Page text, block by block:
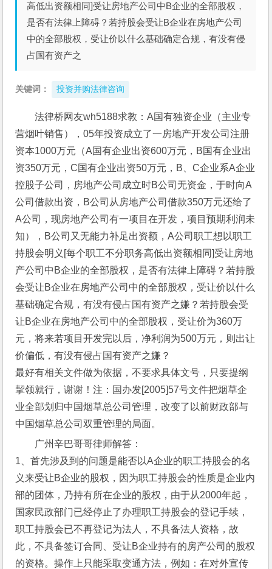
高低出资额相同]受让房地产公司中B企业的全部股权，
是否有法律上障碍？若持股会受让B企业在房地产公司
中的全部股权，受让价以什么基础确定合规，有没有侵
占国有资产之
关键词： 投资并购法律咨询
法律桥网友wh5188求教：A国有独资企业（主业专
营烟叶销售），05年投资成立了一房地产开发公司注册
资本1000万元（A国有企业出资600万元，B国有企业出
资350万元，C国有企业出资50万元，B、C企业系A企业
控股子公司，房地产公司成立时B公司无资金，于时向A
公司借款出资，B公司从房地产公司借款350万元还给了
A公司，现房地产公司有一项目在开发，项目预期利润未
知），B公司又无能力补足出资额，A公司职工想以职工
持股会明义[每个职工不分职务高低出资额相同]受让房地
产公司中B企业的全部股权，是否有法律上障碍？若持股
会受让B企业在房地产公司中的全部股权，受让价以什么
基础确定合规，有没有侵占国有资产之嫌？若持股会受
让B企业在房地产公司中的全部股权，受让价为360万
元，将来若项目开发完以后，净利润为500万元，则出让
价偏低，有没有侵占国有资产之嫌？
最好有相关文件做为依据，不要求具体文号，只要提纲
挈领就行，谢谢！注：国办发[2005]57号文件把烟草企
业全部划归中国烟草总公司管理，改变了以前财政部与
中国烟草总公司双重管理的局面。
广州辛巴哥哥律师解答：
1、首先涉及到的问题是能否以A企业的职工持股会的名
义来受让B企业的股权，因为职工持股会的性质是企业内
部的团体，乃持有所在企业的股权，由于从2000年起，
国家民政部门已经停止了办理职工持股会的登记手续，
职工持股会已不再登记为法人，不具备法人资格，故
此，不具备签订合同、受让B企业持有的房产公司的股权
的资格。操作上只能采取变通方法，例如：在对外宣传